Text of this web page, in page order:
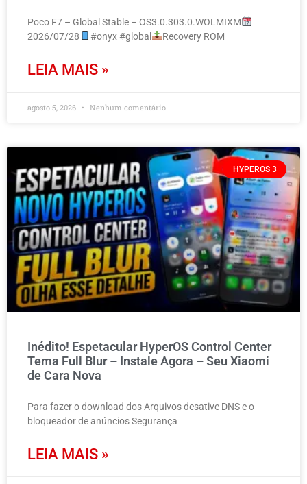
Poco F7 – Global Stable – OS3.0.303.0.WOLMIXM
2026/07/28
#onyx #global Recovery ROM
LEIA MAIS »
agosto 5, 2026 Nenhum comentário
HYPEROS 3
Inédito! Espetacular HyperOS Control Center
Tema Full Blur – Instale Agora – Seu Xiaomi
de Cara Nova
Para fazer o download dos Arquivos desative DNS e o
bloqueador de anúncios Segurança
LEIA MAIS »